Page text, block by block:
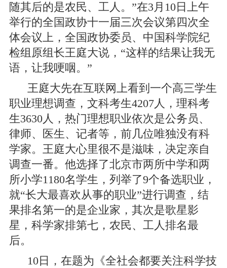
随其后的是农民、工人。”在3月10日上午
举行的全国政协十一届三次会议第四次全
体会议上，全国政协委员、中国科学院纪
检组原组长王庭大说，“这样的结果让我无
语，让我哽咽。”
王庭大先在互联网上看到一个高三学生
职业理想调查，文科考生4207人，理科考
生3630人，热门理想职业依次是公务员、
律师、医生、记者等，前几位唯独没有科
学家。王庭大心里很不是滋味，决定亲自
调查一番。他选择了北京市两所中学和两
所小学1180名学生，列举了9个备选职业，
就“长大最喜欢从事的职业”进行调查，结
果排名第一的是企业家，其次是歌星影
星，科学家排第七，农民、工人排名最
后。
10日，在题为《全社会都要关注科学技